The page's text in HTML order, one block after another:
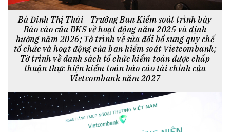
Bà Đinh Thị Thái - Trưởng Ban Kiểm soát trình bày
Báo cáo của BKS về hoạt động năm 2025 và định
hướng năm 2026; Tờ trình về sửa đổi bổ sung quy chế
tổ chức và hoạt động của ban kiểm soát Vietcombank;
Tờ trình về danh sách tổ chức kiểm toán được chấp
thuận thực hiện kiểm toán báo cáo tài chính của
Vietcombank năm 2027